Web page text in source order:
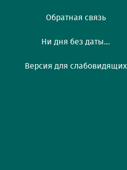
Обратная связь
Ни дня без даты...
Версия для слабовидящих